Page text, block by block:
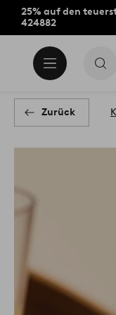
25% auf den
424882
Zurück